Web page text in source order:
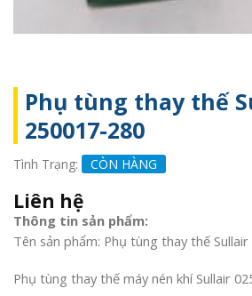
Phụ tùng thay thế
250017-280
Tình Trạng: CÒN HÀNG
Liên hệ
Thông tin sản phẩm:
Tên sản phẩm: Phụ tùng thay thế
Phụ tùng thay thế máy nén khí Sullair